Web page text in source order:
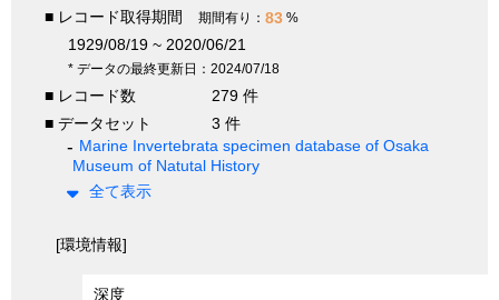
■ レコード取得期間
期間有り： 83 %
1929/08/19 ~ 2020/06/21
* データの最終更新日：2024/07/18
■ レコード数
279 件
■ データセット
3 件
Marine Invertebrata specimen database of Osaka
Museum of Natutal History
全て表示
[環境情報]
深度